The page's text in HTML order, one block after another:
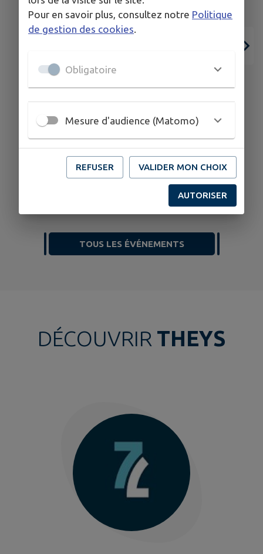
06 28
THEYS
Tennis - stages vacances d'été
TOUS LES ÉVÉNEMENTS
DÉCOUVRIR THEYS
Pour en savoir plus, consultez notre Politique
de gestion des cookies.
Obligatoire
Mesure d'audience (Matomo)
REFUSER VALIDER MON CHOIX
AUTORISER